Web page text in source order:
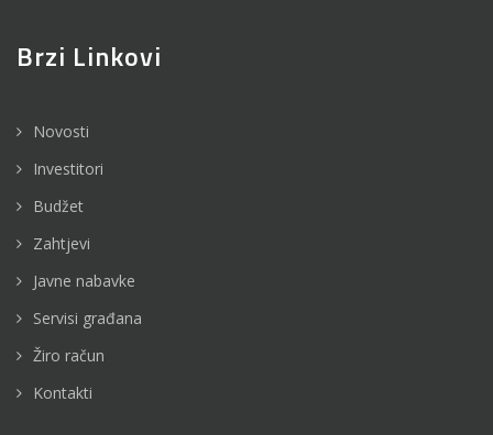
Brzi Linkovi
Novosti
Investitori
Budžet
Zahtjevi
Javne nabavke
Servisi građana
Žiro račun
Kontakti